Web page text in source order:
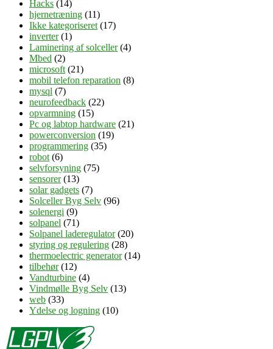
Hacks (14)
hjernetræning (11)
Ikke kategoriseret(17)
inverter(1)
Laminering af solceller(4)
Mbed (2)
microsoft(21)
mobil telefon reparation (8)
mysql (7)
neurofeedback (22)
opvarmning (15)
Pc og labtop hardware (21)
powerconversion (19)
programmering (35)
robot(6)
selvforsyning (75)
sensorer(13)
solar gadgets (7)
Solceller Byg Selv (96)
solenergi (9)
solpanel (71)
Solpanel laderegulator(20)
styring og regulering (28)
thermoelectric generator(14)
tilbehør(12)
Vandturbine (4)
Vindmølle Byg Selv (13)
web (33)
Ydelse og logning (10)